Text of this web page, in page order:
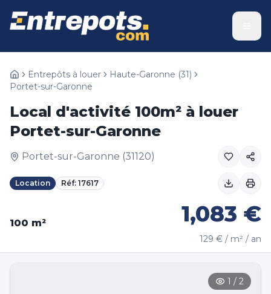
Entrepôts à louer Haute-Garonne (31)
Portet-sur-Garonne
Local d'activité 100m² à louer
Portet-sur-Garonne
Portet-sur-Garonne (31120)
Location Réf: 17617
100 m² 1,083 €
129 € / m² / an
1 / 2